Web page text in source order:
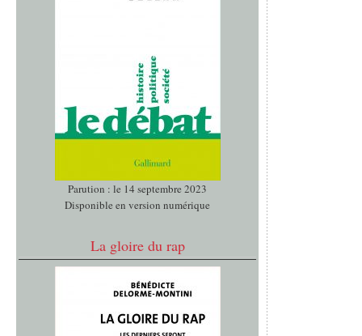
Parution : le 14 septembre 2023
Disponible en version numérique
La gloire du rap